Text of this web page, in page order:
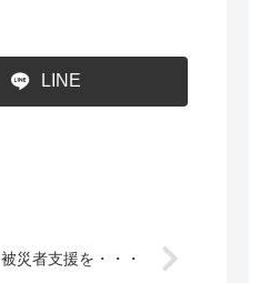
LINE
被災者支援を・・・